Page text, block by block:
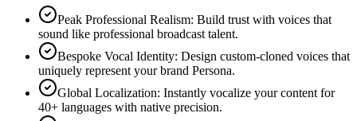
Peak Professional Realism: Build trust with voices that
sound like professional broadcast talent.
Bespoke Vocal Identity: Design custom-cloned voices that
uniquely represent your brand Persona.
Global Localization: Instantly vocalize your content for
40+ languages with native precision.